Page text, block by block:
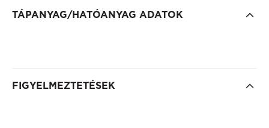
TÁPANYAG/HATÓANYAG ADATOK
FIGYELMEZTETÉSEK